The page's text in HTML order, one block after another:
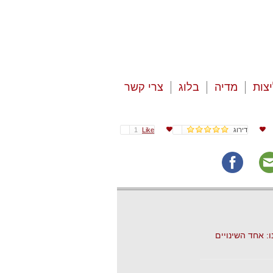
מדיה בלוג
צרי קשר
Like
1 דירוג
אחד השינויים